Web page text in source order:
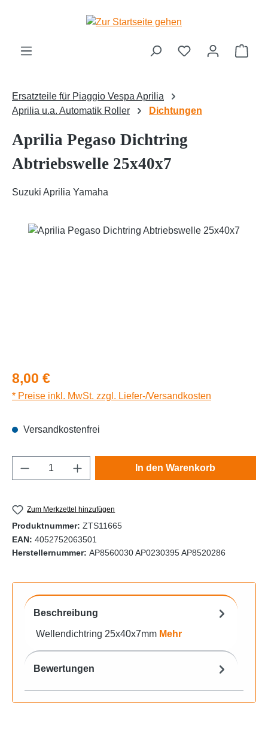
Zum Hauptinhalt springen
Ersatzteile für Piaggio Vespa Aprilia
Aprilia u.a. Automatik Roller
Dichtungen
Aprilia Pegaso Dichtring
Abtriebswelle 25x40x7
Suzuki Aprilia Yamaha
Bildergalerie überspringen
Regulärer Preis:
8,00 €
* Preise inkl. MwSt. zzgl. Liefer-/Versandkosten
Versandkostenfrei
Produkt Anzahl: Gib den gewünschten
In den Warenkorb
Zum Merkzettel hinzufügen
Produktnummer: ZTS11665
EAN: 4052752063501
Herstellernummer: AP8560030 AP0230395 AP8520286
Beschreibung
Wellendichtring 25x40x7mm Mehr
Bewertungen